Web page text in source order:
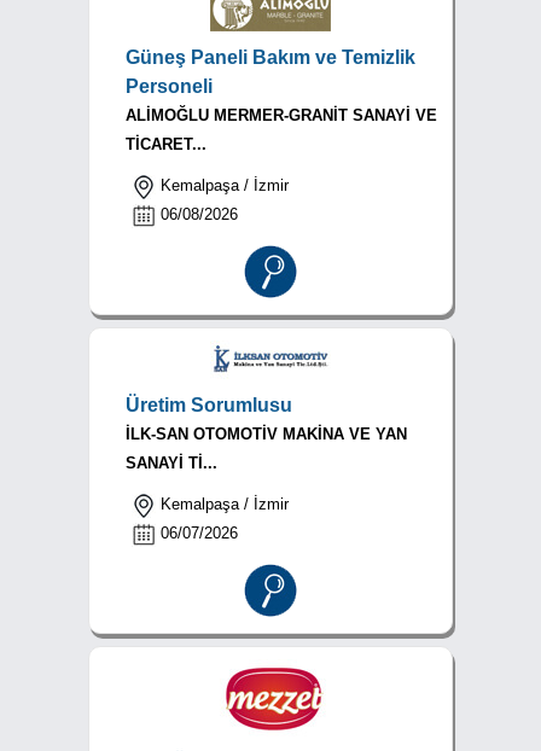
Güneş Paneli Bakım ve Temizlik
Personeli
ALİMOĞLU MERMER-GRANİT SANAYİ VE
TİCARET...
Kemalpaşa / İzmir
06/08/2026
Üretim Sorumlusu
İLK-SAN OTOMOTİV MAKİNA VE YAN
SANAYİ Tİ...
Kemalpaşa / İzmir
06/07/2026